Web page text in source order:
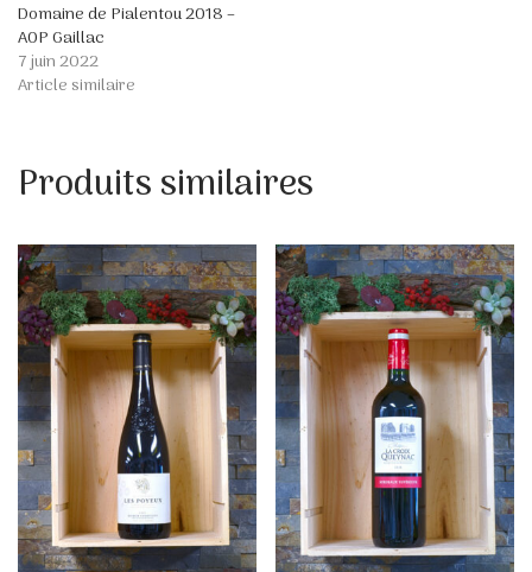
Domaine de Pialentou 2018 –
AOP Gaillac
7 juin 2022
Article similaire
Produits similaires